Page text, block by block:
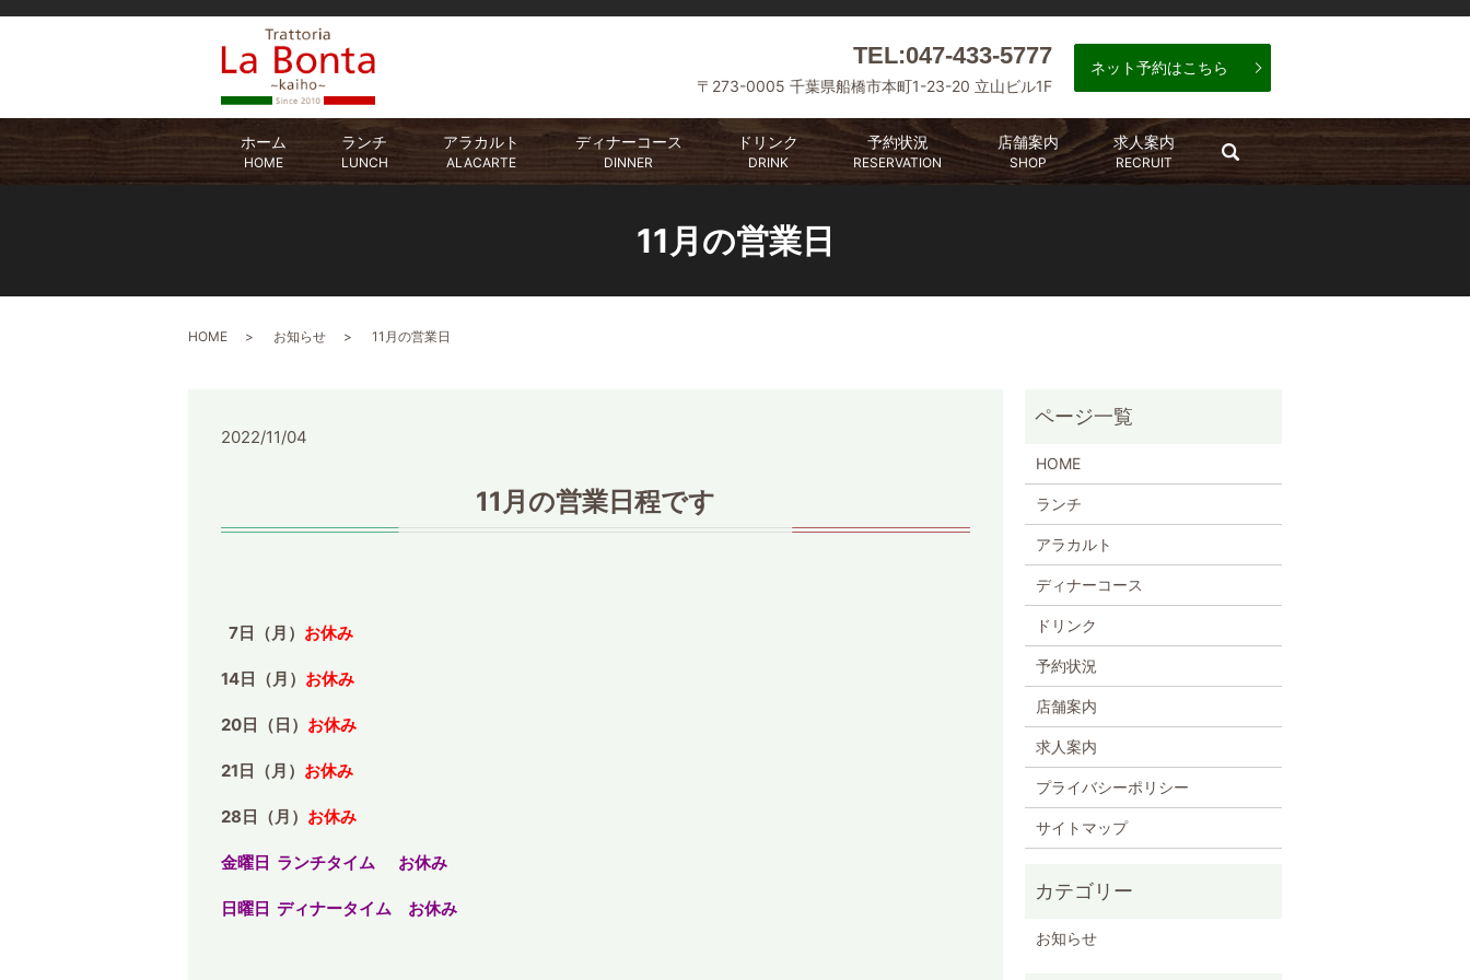
TEL:047-433-5777
〒273-0005 千葉県船橋市本町1-23-20 立山ビル1F
ネット予約はこちら
ホーム
HOME
ランチ
LUNCH
アラカルト
ALACARTE
ディナーコース
DINNER
ドリンク
DRINK
予約状況
RESERVATION
店舗案内
SHOP
求人案内
RECRUIT search
11月の営業日
HOME お知らせ 11月の営業日
2022/11/04
11月の営業日程です
7日（月） お休み
14日（月） お休み
20日（日） お休み
21日（月） お休み
28日（月） お休み
金曜日 ランチタイム お休み
日曜日 ディナータイム お休み
HOME
ランチ
アラカルト
ディナーコース
ドリンク
予約状況
店舗案内
求人案内
プライバシーポリシー
サイトマップ
お知らせ